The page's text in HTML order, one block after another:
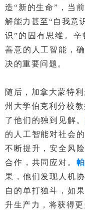
造“新的生命”，当
解能力甚至“自我意
识”的固有思维。
善意的人工智能，
决的重要问题。
随后，加拿大蒙特
州大学伯克利分校教
了他们的独到见解。
的人工智能对社会
不断提升，安全风
合作，共同应对。
果，他们发现人机
自的单打独斗，如
升生产力，将获得更